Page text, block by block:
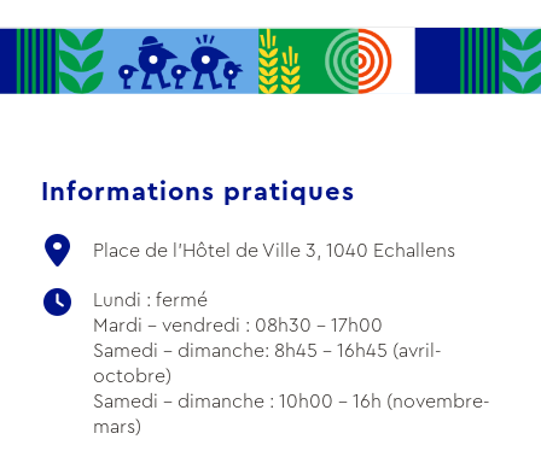
Informations pratiques
Place de l'Hôtel de Ville 3, 1040 Echallens
Lundi : fermé
Mardi - vendredi : 08h30 - 17h00
Samedi - dimanche: 8h45 - 16h45 (avril-
octobre)
Samedi - dimanche : 10h00 - 16h (novembre-
mars)